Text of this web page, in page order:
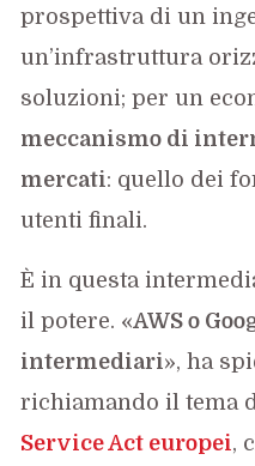
prospettiva di un
un’infrastruttura
soluzioni; per un
meccanismo di
mercati: quello dei
utenti finali.
È in questa
il potere. «AWS o
intermediari», ha
richiamando il tema
Service Act europei,